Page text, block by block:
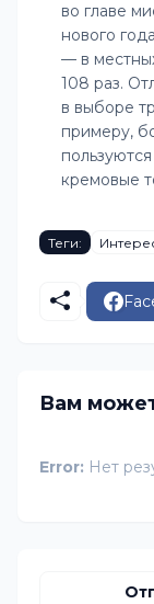
во главе
нового
— в
108 раз.
в выборе
примеру,
кремовые
Теги:
Вам
Error: Нет